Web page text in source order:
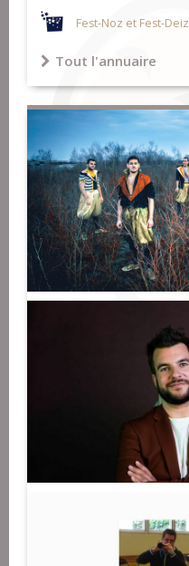
Fest-Noz et Fest-Deiz
Tout l'annuaire